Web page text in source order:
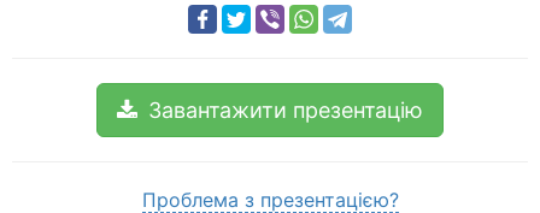
Завантажити презентацію
Проблема з презентацією?